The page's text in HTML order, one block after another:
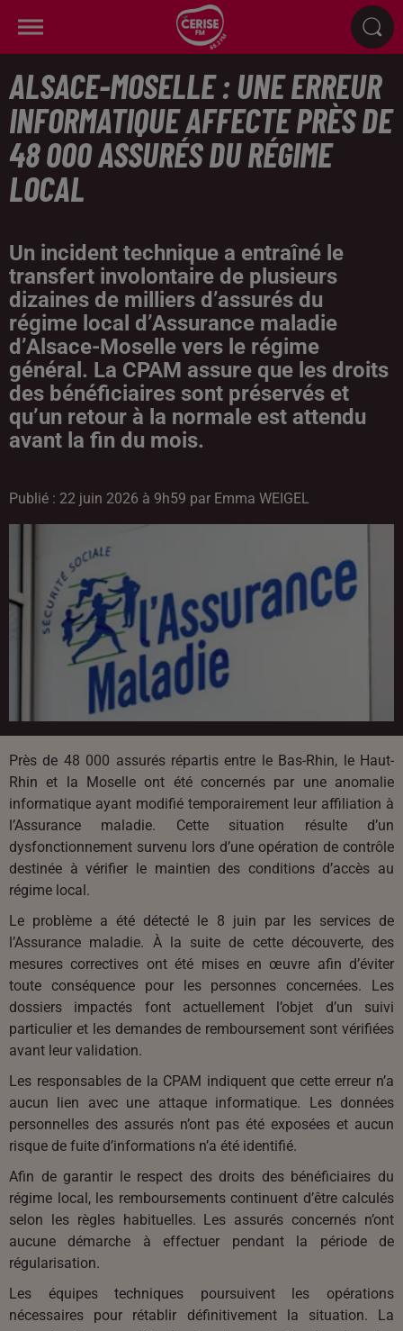
ALSACE-MOSELLE : UNE ERREUR
INFORMATIQUE AFFECTE PRÈS DE
48 000 ASSURÉS DU RÉGIME
LOCAL
Un incident technique a entraîné le
transfert involontaire de plusieurs
dizaines de milliers d’assurés du
régime local d’Assurance maladie
d’Alsace-Moselle vers le régime
général. La CPAM assure que les droits
des bénéficiaires sont préservés et
qu’un retour à la normale est attendu
avant la fin du mois.
Publié : 22 juin 2026 à 9h59 par Emma WEIGEL
Près de 48 000 assurés répartis entre le Bas-Rhin, le Haut-
Rhin et la Moselle ont été concernés par une anomalie
informatique ayant modifié temporairement leur affiliation à
l’Assurance maladie. Cette situation résulte d’un
dysfonctionnement survenu lors d’une opération de contrôle
destinée à vérifier le maintien des conditions d’accès au
régime local.
Le problème a été détecté le 8 juin par les services de
l’Assurance maladie. À la suite de cette découverte, des
mesures correctives ont été mises en œuvre afin d’éviter
toute conséquence pour les personnes concernées. Les
dossiers impactés font actuellement l’objet d’un suivi
particulier et les demandes de remboursement sont vérifiées
avant leur validation.
Les responsables de la CPAM indiquent que cette erreur n’a
aucun lien avec une attaque informatique. Les données
personnelles des assurés n’ont pas été exposées et aucun
risque de fuite d’informations n’a été identifié.
Afin de garantir le respect des droits des bénéficiaires du
régime local, les remboursements continuent d’être calculés
selon les règles habituelles. Les assurés concernés n’ont
aucune démarche à effectuer pendant la période de
régularisation.
Les équipes techniques poursuivent les opérations
nécessaires pour rétablir définitivement la situation. La